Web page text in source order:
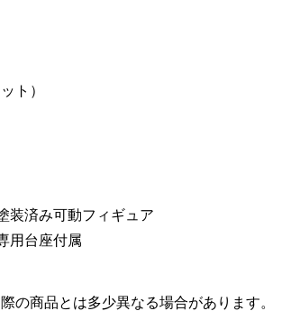
ト）
装済み可動フィギュア
用台座付属
の商品とは多少異なる場合があります。